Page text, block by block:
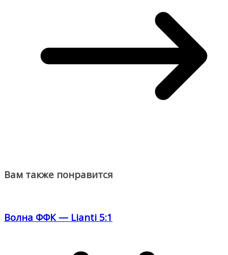
Вам также понравится
Волна ФФК — Lianti 5:1